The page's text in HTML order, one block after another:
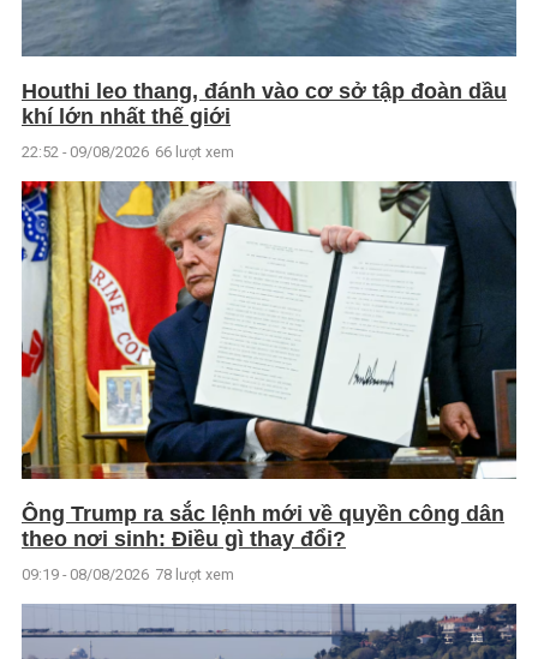
Houthi leo thang, đánh vào cơ sở tập đoàn dầu
khí lớn nhất thế giới
22:52 - 09/08/2026 66 lượt xem
Ông Trump ra sắc lệnh mới về quyền công dân
theo nơi sinh: Điều gì thay đổi?
09:19 - 08/08/2026 78 lượt xem